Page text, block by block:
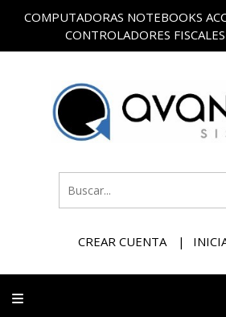
COMPUTADORAS NOTEBOOKS
CONTROLADORES
CREAR CUENTA